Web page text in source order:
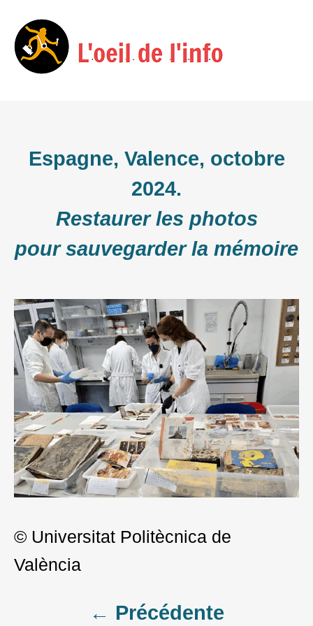
Skip
to
Espagne, Valence, octobre
2024.
Restaurer les photos
pour sauvegarder la mémoire
© Universitat Politècnica de
València
← Précédente